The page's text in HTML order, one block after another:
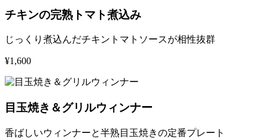
チキンの完熟トマト煮込み
じっくり煮込んだチキントマトソースが相性抜群
¥1,600
目玉焼き＆グリルウィンナー
香ばしいウィンナーと半熟目玉焼きの定番プレート